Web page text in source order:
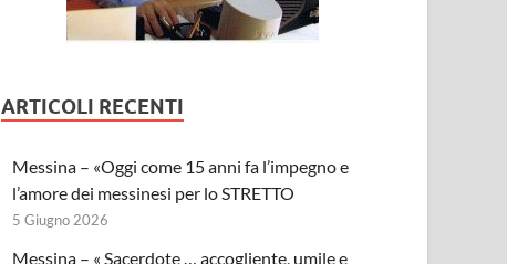
ARTICOLI RECENTI
Messina – «Oggi come 15 anni fa l’impegno e
l’amore dei messinesi per lo STRETTO
5 Giugno 2026
Messina – « Sacerdote … accogliente, umile e